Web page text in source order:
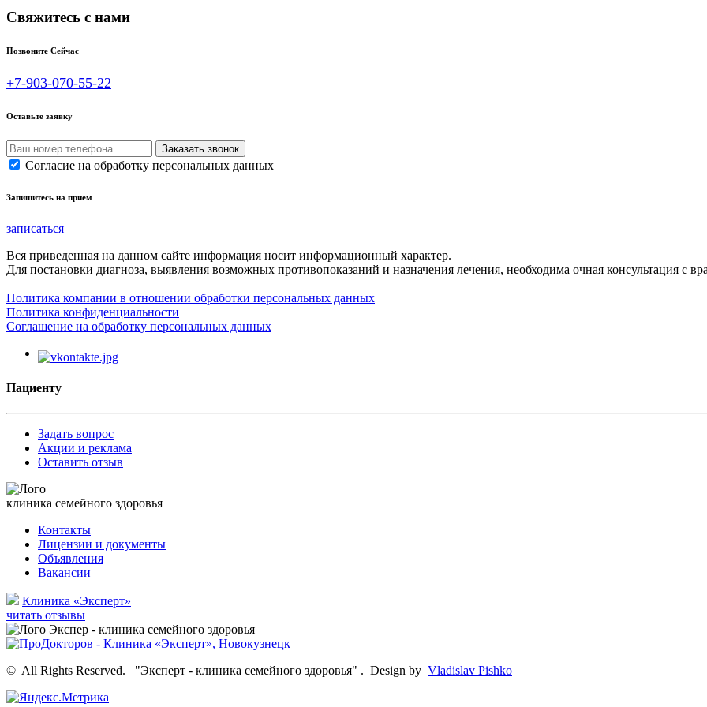
Свяжитесь с нами
Позвоните Сейчас
+7-903-070-55-22
Оставьте заявку
Согласие на обработку персональных данных
Запишитесь на прием
записаться
Вся приведенная на данном сайте информация носит информационный характер.
Для постановки диагноза, выявления возможных противопоказаний и назначения лечения, необходима очная консультация с
Политика компании в отношении обработки персональных данных
Политика конфиденциальности
Соглашение на обработку персональных данных
Пациенту
Задать вопрос
Акции и реклама
Оставить отзыв
клиника семейного здоровья
Контакты
Лицензии и документы
Объявления
Вакансии
Клиника «Эксперт»
читать отзывы
© All Rights Reserved. "Эксперт - клиника семейного здоровья" . Design by Vladislav Pishko